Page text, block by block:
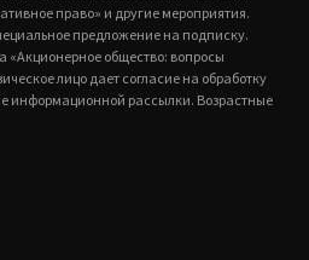
право» и другие мероприятия.
предложение на подписку.
общество: вопросы
лицо дает согласие на обработку
информационной рассылки. Возрастные